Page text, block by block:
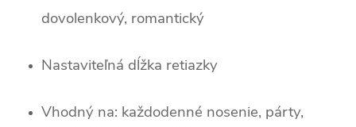
dovolenkový, romantický
Nastaviteľná dĺžka retiazky
Vhodný na: každodenné nosenie, párty,